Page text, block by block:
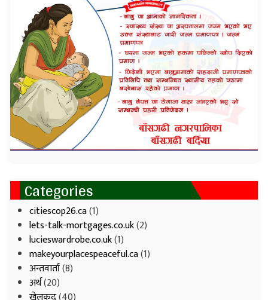
Categories
citiescop26.ca(1)
lets-talk-mortgages.co.uk(2)
lucieswardrobe.co.uk(1)
makeyourplacespeaceful.ca(1)
अन्तवार्ता(8)
अर्थ(20)